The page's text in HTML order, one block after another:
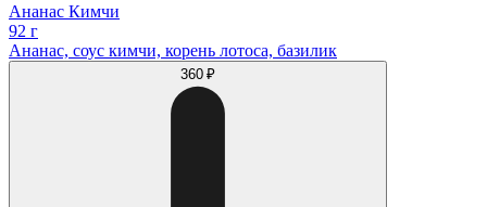
Ананас Кимчи
92 г
Ананас, соус кимчи, корень лотоса, базилик
360 ₽